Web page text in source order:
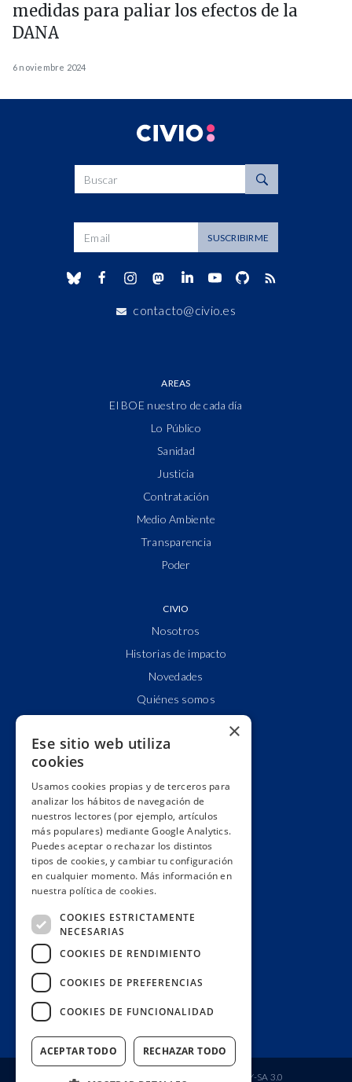
medidas para paliar los efectos de la
DANA
6 noviembre 2024
SUSCRIBIRME
contacto@civio.es
AREAS
El BOE nuestro de cada día
Lo Público
Sanidad
Justicia
Contratación
Medio Ambiente
Transparencia
Poder
CIVIO
Nosotros
Historias de impacto
Novedades
Quiénes somos
Alianzas y redes
Impacto
Premios
Formación
Código ético
Re-publica
Muro de donantes
Únete aquí
Fundación Ciudadana Civio CC BY-SA 3.0
×
Ese sitio web utiliza
cookies
Usamos cookies propias y de terceros para
analizar los hábitos de navegación de
nuestros lectores (por ejemplo, artículos
más populares) mediante Google Analytics.
Puedes aceptar o rechazar los distintos
tipos de cookies, y cambiar tu configuración
en cualquier momento. Más información en
nuestra política de cookies.
COOKIES ESTRICTAMENTE
NECESARIAS
COOKIES DE RENDIMIENTO
COOKIES DE PREFERENCIAS
COOKIES DE FUNCIONALIDAD
ACEPTAR TODO RECHAZAR TODO